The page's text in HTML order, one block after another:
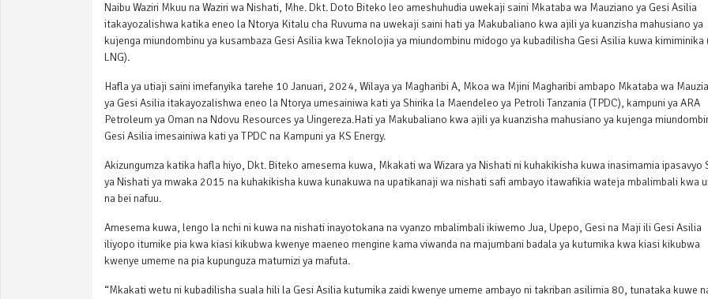
Naibu Waziri Mkuu na Waziri wa Nishati, Mhe. Dkt. Doto Biteko leo ameshuhudia uwekaji saini Mkataba wa Mauziano ya Gesi Asilia
itakayozalishwa katika eneo la Ntorya Kitalu cha Ruvuma na uwekaji saini hati ya Makubaliano kwa ajili ya kuanzisha mahusiano ya
kujenga miundombinu ya kusambaza Gesi Asilia kwa Teknolojia ya miundombinu midogo ya kubadilisha Gesi Asilia kuwa kimiminika
LNG).
Hafla ya utiaji saini imefanyika tarehe 10 Januari, 2024, Wilaya ya Magharibi A, Mkoa wa Mjini Magharibi ambapo Mkataba wa
ya Gesi Asilia itakayozalishwa eneo la Ntorya umesainiwa kati ya Shirika la Maendeleo ya Petroli Tanzania (TPDC), kampuni ya ARA
Petroleum ya Oman na Ndovu Resources ya Uingereza.Hati ya Makubaliano kwa ajili ya kuanzisha mahusiano ya kujenga
Gesi Asilia imesainiwa kati ya TPDC na Kampuni ya KS Energy.
Akizungumza katika hafla hiyo, Dkt. Biteko amesema kuwa, Mkakati wa Wizara ya Nishati ni kuhakikisha kuwa inasimamia ipasavyo
ya Nishati ya mwaka 2015 na kuhakikisha kuwa kunakuwa na upatikanaji wa nishati safi ambayo itawafikia wateja mbalimbali kwa
na bei nafuu.
Amesema kuwa, lengo la nchi ni kuwa na nishati inayotokana na vyanzo mbalimbali ikiwemo Jua, Upepo, Gesi na Maji ili Gesi Asilia
iliyopo itumike pia kwa kiasi kikubwa kwenye maeneo mengine kama viwanda na majumbani badala ya kutumika kwa kiasi kikubwa
kwenye umeme na pia kupunguza matumizi ya mafuta.
“Mkakati wetu ni kubadilisha suala hili la Gesi Asilia kutumika zaidi kwenye umeme ambayo ni takriban asilimia 80, tunataka kuwe